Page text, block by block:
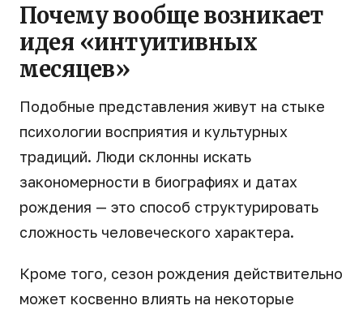
Почему вообще возникает
идея «интуитивных
месяцев»
Подобные представления живут на стыке
психологии восприятия и культурных
традиций. Люди склонны искать
закономерности в биографиях и датах
рождения — это способ структурировать
сложность человеческого характера.
Кроме того, сезон рождения действительно
может косвенно влиять на некоторые